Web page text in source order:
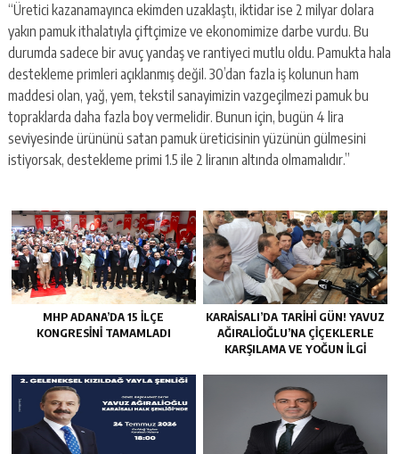
“Üretici kazanamayınca ekimden uzaklaştı, iktidar ise 2 milyar dolara
yakın pamuk ithalatıyla çiftçimize ve ekonomimize darbe vurdu. Bu
durumda sadece bir avuç yandaş ve rantiyeci mutlu oldu. Pamukta hala
destekleme primleri açıklanmış değil. 30’dan fazla iş kolunun ham
maddesi olan, yağ, yem, tekstil sanayimizin vazgeçilmezi pamuk bu
topraklarda daha fazla boy vermelidir. Bunun için, bugün 4 lira
seviyesinde ürününü satan pamuk üreticisinin yüzünün gülmesini
istiyorsak, destekleme primi 1.5 ile 2 liranın altında olmamalıdır.”
MHP ADANA’DA 15 İLÇE
KONGRESINI TAMAMLADI
KARAISALI’DA TARIHI GÜN! YAVUZ
AĞIRALIOĞLU’NA ÇIÇEKLERLE
KARŞILAMA VE YOĞUN İLGI